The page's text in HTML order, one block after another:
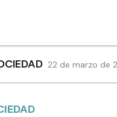
22 de marzo de